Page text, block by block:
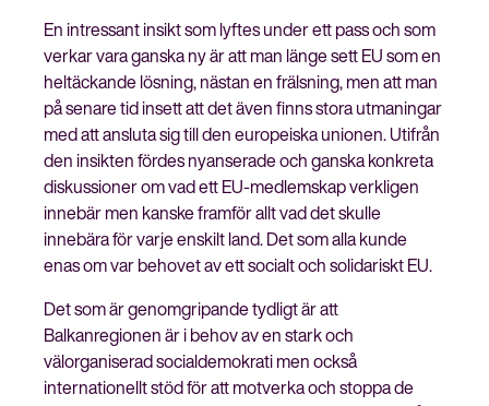
En intressant insikt som lyftes under ett pass och som
verkar vara ganska ny är att man länge sett EU som en
heltäckande lösning, nästan en frälsning, men att man
på senare tid insett att det även finns stora utmaningar
med att ansluta sig till den europeiska unionen. Utifrån
den insikten fördes nyanserade och ganska konkreta
diskussioner om vad ett EU-medlemskap verkligen
innebär men kanske framför allt vad det skulle
innebära för varje enskilt land. Det som alla kunde
enas om var behovet av ett socialt och solidariskt EU.
Det som är genomgripande tydligt är att
Balkanregionen är i behov av en stark och
välorganiserad socialdemokrati men också
internationellt stöd för att motverka och stoppa de